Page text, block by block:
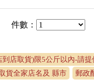
件數 ：
到店取貨)限5公斤以內-請
貨全家店名及 縣市
郵政